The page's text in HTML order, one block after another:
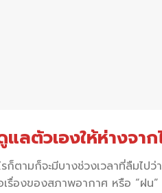
ลตัวเองให้ห่างจา
ตามก็จะมีบางช่วงเวลาที่ลืมไปว่
งของสภาพอากาศ หรือ “ฝน” ที่